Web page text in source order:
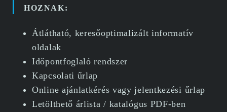
HOZNAK:
Átlátható, keresőoptimalizált informatív
oldalak
Időpontfoglaló rendszer
Kapcsolati űrlap
Online ajánlatkérés vagy jelentkezési űrlap
Letölthető árlista / katalógus PDF-ben